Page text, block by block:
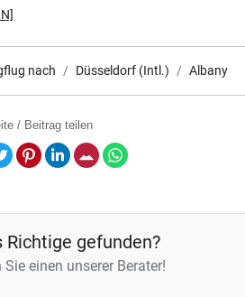
nach Düsseldorf (Intl.) Albany
/ Beitrag teilen
TwitterPinterestLinkedInE-Mail
Richtige gefunden?
einen unserer Berater!